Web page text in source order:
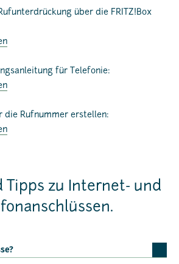
über die FRITZ!Box
für Telefonie:
die Rufnummer erstellen:
Tipps zu Internet- und